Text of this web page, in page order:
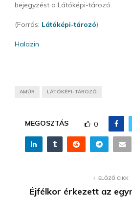
bejegyzést a Látóképi-tározó.
(Forrás: Látóképi-tározó)
Halazin
AMÚR LÁTÓKÉPI-TÁROZÓ
MEGOSZTÁS 0
ELŐZŐ CIKK
Éjfélkor érkezett az